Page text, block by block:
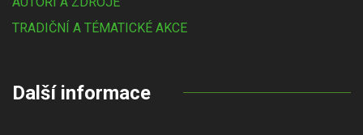
TRADIČNÍ A TÉMATICKÉ AKCE
Další informace